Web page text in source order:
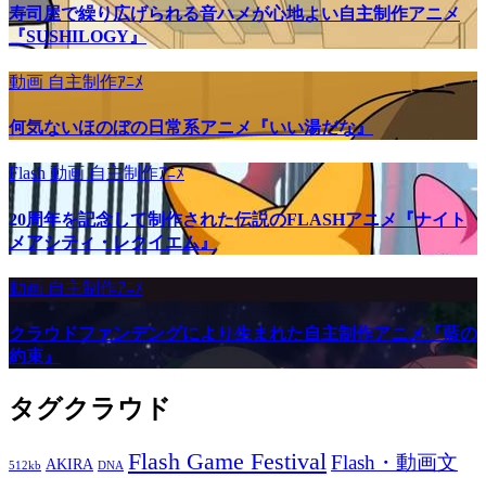
寿司屋で繰り広げられる音ハメが心地よい自主制作アニメ
『SUSHILOGY』
動画 自主制作ｱﾆﾒ
何気ないほのぼの日常系アニメ『いい湯だな』
Flash 動画自主制作ｱﾆﾒ
20周年を記念して制作された伝説のFLASHアニメ『ナイト
メアシティ・レクイエム』
動画 自主制作ｱﾆﾒ
クラウドファンデングにより生まれた自主制作アニメ『藍の
約束』
タグクラウド
512kb AKIRA DNA Flash Game FestivalFlash・動画文